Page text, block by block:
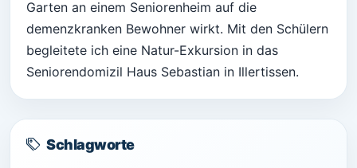
Garten an einem Seniorenheim auf die
demenzkranken Bewohner wirkt. Mit den Schülern
begleitete ich eine Natur-Exkursion in das
Seniorendomizil Haus Sebastian in Illertissen.
Schlagworte